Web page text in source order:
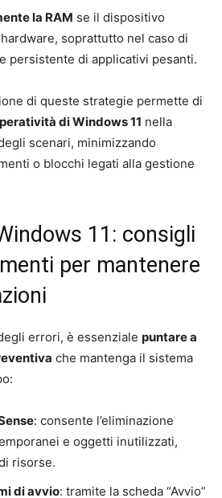
la RAM se il dispositivo
soprattutto nel caso di
persistente di applicativi pesanti.
di queste strategie permette di
di Windows 11 nella
scenari, minimizzando
o blocchi legati alla gestione
11: consigli
per mantenere
errori, è essenziale puntare a
che mantenga il sistema
: consente l’eliminazione
e oggetti inutilizzati,
risorse.
di avvio: tramite la scheda “Avvio”